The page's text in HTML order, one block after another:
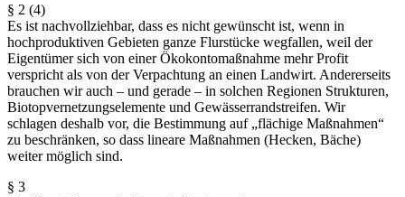
§ 2 (4)
Es ist nachvollziehbar, dass es nicht gewünscht ist, wenn in
hochproduktiven Gebieten ganze Flurstücke wegfallen, weil der
Eigentümer sich von einer Ökokontomaßnahme mehr Profit
verspricht als von der Verpachtung an einen Landwirt. Andererseits
brauchen wir auch – und gerade – in solchen Regionen Strukturen,
Biotopvernetzungselemente und Gewässerrandstreifen. Wir
schlagen deshalb vor, die Bestimmung auf „flächige Maßnahmen“
zu beschränken, so dass lineare Maßnahmen (Hecken, Bäche)
weiter möglich sind.
§ 3